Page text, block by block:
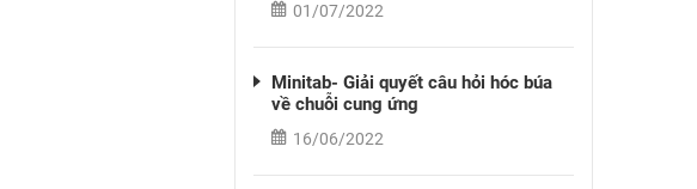
01/07/2022
Minitab- Giải quyết câu hỏi hóc búa
về chuỗi cung ứng
16/06/2022